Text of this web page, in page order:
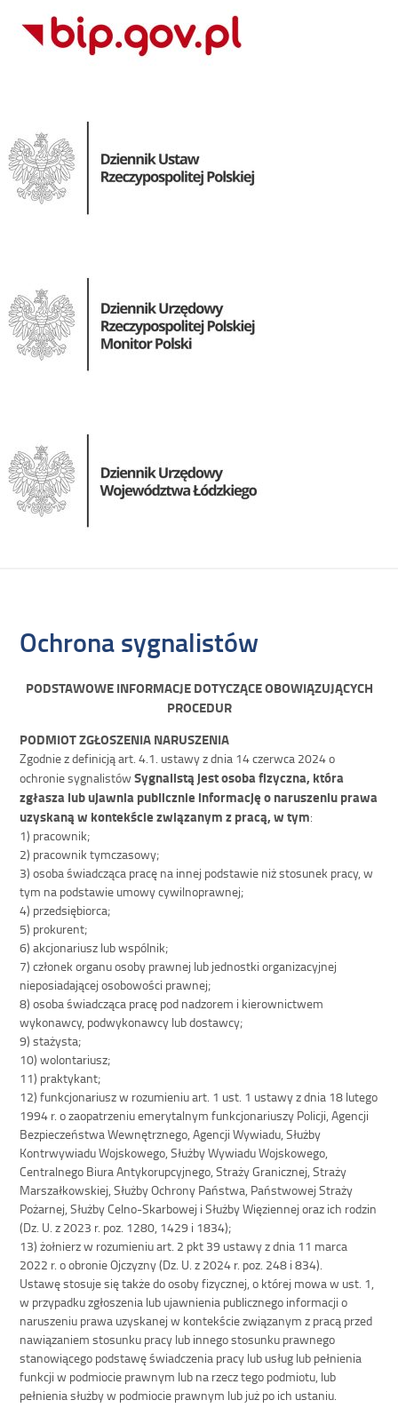
Ochrona sygnalistów
PODSTAWOWE INFORMACJE DOTYCZĄCE OBOWIĄZUJĄCYCH
PROCEDUR
PODMIOT ZGŁOSZENIA NARUSZENIA
Zgodnie z definicją art. 4.1. ustawy z dnia 14 czerwca 2024 o
ochronie sygnalistówSygnalistą jest osoba fizyczna, która
zgłasza lub ujawnia publicznie informację o naruszeniu prawa
uzyskaną w kontekście związanym z pracą, w tym:
1) pracownik;
2) pracownik tymczasowy;
3) osoba świadcząca pracę na innej podstawie niż stosunek pracy, w
tym na podstawie umowy cywilnoprawnej;
4) przedsiębiorca;
5) prokurent;
6) akcjonariusz lub wspólnik;
7) członek organu osoby prawnej lub jednostki organizacyjnej
nieposiadającej osobowości prawnej;
8) osoba świadcząca pracę pod nadzorem i kierownictwem
wykonawcy, podwykonawcy lub dostawcy;
9) stażysta;
10) wolontariusz;
11) praktykant;
12) funkcjonariusz w rozumieniu art. 1 ust. 1 ustawy z dnia 18 lutego
1994 r. o zaopatrzeniu emerytalnym funkcjonariuszy Policji, Agencji
Bezpieczeństwa Wewnętrznego, Agencji Wywiadu, Służby
Kontrwywiadu Wojskowego, Służby Wywiadu Wojskowego,
Centralnego Biura Antykorupcyjnego, Straży Granicznej, Straży
Marszałkowskiej, Służby Ochrony Państwa, Państwowej Straży
Pożarnej, Służby Celno-Skarbowej i Służby Więziennej oraz ich rodzin
(Dz. U. z 2023 r. poz. 1280, 1429 i 1834);
13) żołnierz w rozumieniu art. 2 pkt 39 ustawy z dnia 11 marca
2022 r. o obronie Ojczyzny (Dz. U. z 2024 r. poz. 248 i 834).
Ustawę stosuje się także do osoby fizycznej, o której mowa w ust. 1,
w przypadku zgłoszenia lub ujawnienia publicznego informacji o
naruszeniu prawa uzyskanej w kontekście związanym z pracą przed
nawiązaniem stosunku pracy lub innego stosunku prawnego
stanowiącego podstawę świadczenia pracy lub usług lub pełnienia
funkcji w podmiocie prawnym lub na rzecz tego podmiotu, lub
pełnienia służby w podmiocie prawnym lub już po ich ustaniu.